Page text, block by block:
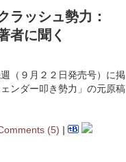
ラッシュ勢力：
者に聞く
（９月２２日発売号）に掲
ンダー叩き勢力」の元原稿
(5) |